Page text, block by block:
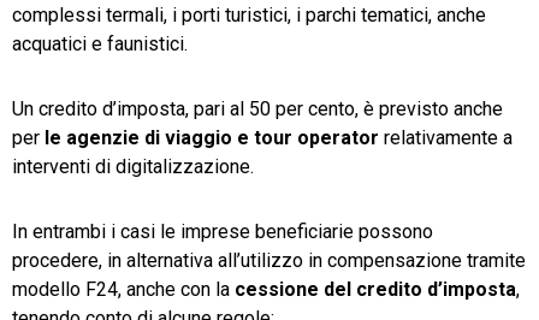
complessi termali, i porti turistici, i parchi tematici, anche
acquatici e faunistici.
Un credito d’imposta, pari al 50 per cento, è previsto anche
per le agenzie di viaggio e tour operator relativamente a
interventi di digitalizzazione.
In entrambi i casi le imprese beneficiarie possono
procedere, in alternativa all’utilizzo in compensazione tramite
modello F24, anche con la cessione del credito d’imposta,